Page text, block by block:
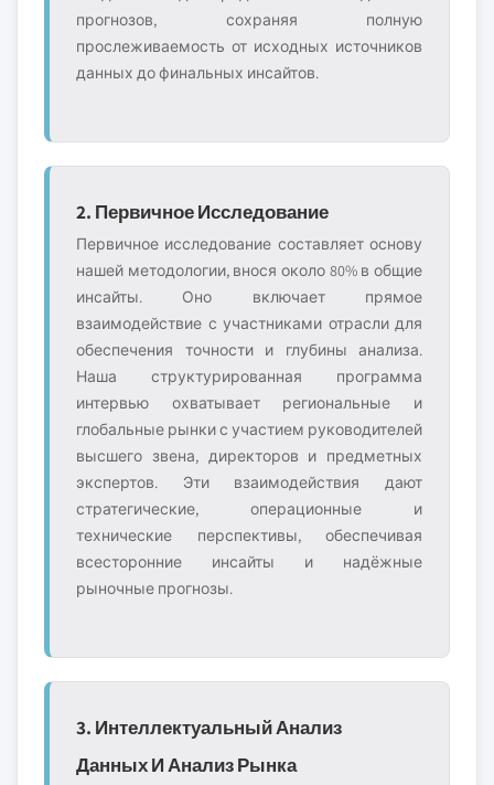
прогнозов, сохраняя полную
прослеживаемость от исходных источников
данных до финальных инсайтов.
2. Первичное Исследование
Первичное исследование составляет основу
нашей методологии, внося около 80% в общие
инсайты. Оно включает прямое
взаимодействие с участниками отрасли для
обеспечения точности и глубины анализа.
Наша структурированная программа
интервью охватывает региональные и
глобальные рынки с участием руководителей
высшего звена, директоров и предметных
экспертов. Эти взаимодействия дают
стратегические, операционные и
технические перспективы, обеспечивая
всесторонние инсайты и надёжные
рыночные прогнозы.
3. Интеллектуальный Анализ
Данных И Анализ Рынка